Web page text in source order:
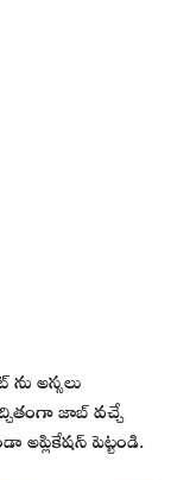
అస్సలు
జాబ్ వచ్చే
అప్లికేషన్ పెట్టండి.